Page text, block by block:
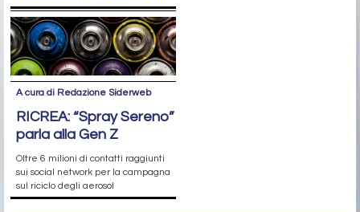
A cura di Redazione Siderweb
RICREA: “Spray Sereno”
parla alla Gen Z
Oltre 6 milioni di contatti raggiunti
sui social network per la campagna
sul riciclo degli aerosol